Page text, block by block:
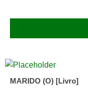
MARIDO (O) [Livro]